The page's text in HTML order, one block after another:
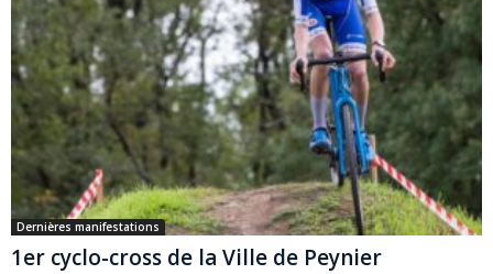
Dernières manifestations
1er cyclo-cross de la Ville de Peynier